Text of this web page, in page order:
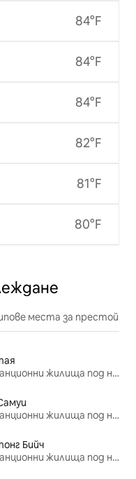
84°F
84°F
84°F
82°F
81°F
80°F
места за престой
Ваканционни жилища под наем
Ваканционни жилища под наем
Бийч
Ваканционни жилища под наем